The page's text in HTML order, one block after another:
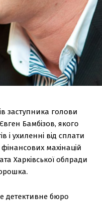
заступника голови
Бамбізов, якого
і ухиленні від сплати
махінацій
Харківської облради
детективне бюро